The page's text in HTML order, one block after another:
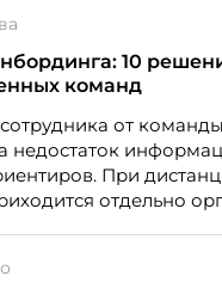
10
команд
от
недостаток
При
отдельно